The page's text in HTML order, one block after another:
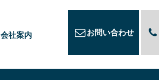
会社案内 お問い合わせ